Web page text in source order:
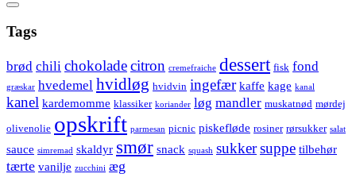
Show
sidebar
Header
Wrapper
Tags
brød chili chokoladecitron cremefraiche dessert fisk fond
græskar hvedemel hvidløg hvidvin ingefær kaffe kage kanal
kanel kardemomme klassiker koriander løg mandler muskatnød mørdej
olivenolie opskrift parmesan picnic piskefløde rosiner rørsukker salat
sauce simremad skaldyr smør snack squash sukkersuppe tilbehør
tærte vanilje zucchini æg